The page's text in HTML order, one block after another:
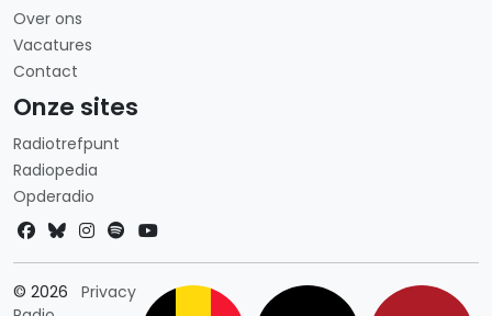
Over ons
Vacatures
Contact
Onze sites
Radiotrefpunt
Radiopedia
Opderadio
© 2026
PrivacyLandkeuze